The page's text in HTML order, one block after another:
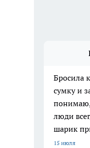
Бросила
сумку и
люди
шарик
15 июля